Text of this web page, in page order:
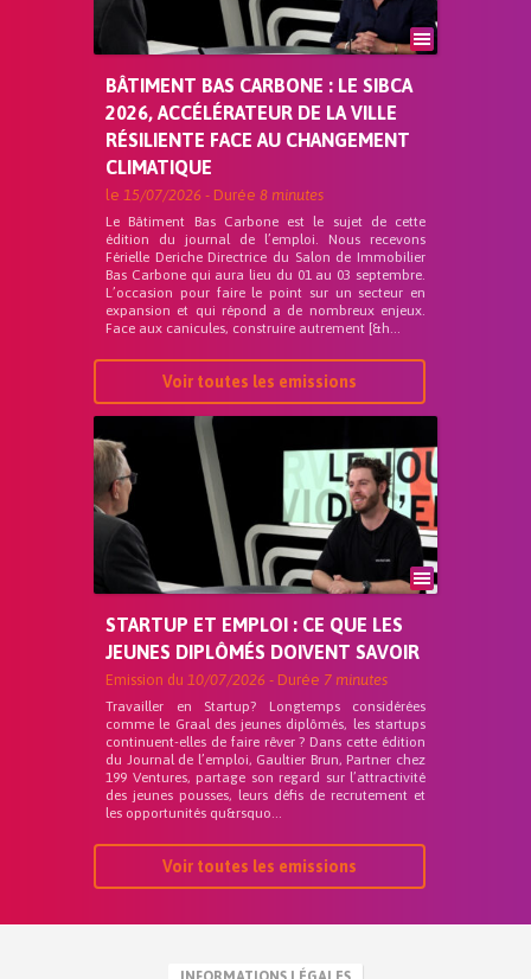
BÂTIMENT BAS CARBONE : LE SIBCA
2026, ACCÉLÉRATEUR DE LA VILLE
RÉSILIENTE FACE AU CHANGEMENT
CLIMATIQUE
le 15/07/2026 - Durée 8 minutes
Le Bâtiment Bas Carbone est le sujet de cette
édition du journal de l’emploi. Nous recevons
Férielle Deriche Directrice du Salon de Immobilier
Bas Carbone qui aura lieu du 01 au 03 septembre.
L’occasion pour faire le point sur un secteur en
expansion et qui répond a de nombreux enjeux.
Face aux canicules, construire autrement [&h...
Voir toutes les emissions
STARTUP ET EMPLOI : CE QUE LES
JEUNES DIPLÔMÉS DOIVENT SAVOIR
Emission du 10/07/2026 - Durée 7 minutes
Travailler en Startup? Longtemps considérées
comme le Graal des jeunes diplômés, les startups
continuent-elles de faire rêver ? Dans cette édition
du Journal de l’emploi, Gaultier Brun, Partner chez
199 Ventures, partage son regard sur l’attractivité
des jeunes pousses, leurs défis de recrutement et
les opportunités qu&rsquo...
Voir toutes les emissions